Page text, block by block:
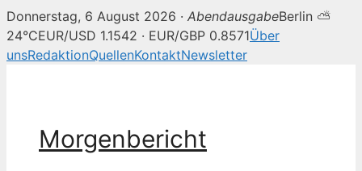
Donnerstag, 6 August 2026 · AbendausgabeBerlin ⛅
24°CEUR/USD 1.1542 · EUR/GBP 0.8571Über
unsRedaktionQuellenKontaktNewsletter
Morgenbericht